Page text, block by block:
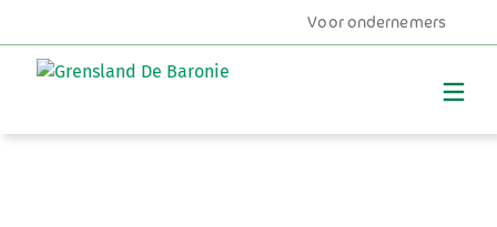
Voor ondernemers